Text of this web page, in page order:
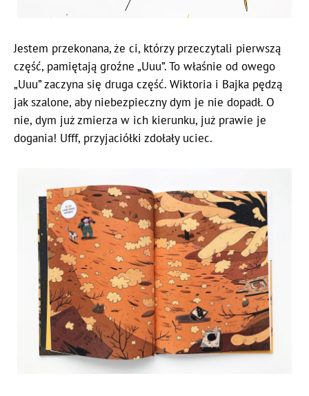
Jestem przekonana, że ci, którzy przeczytali pierwszą
część, pamiętają groźne „Uuu”. To właśnie od owego
„Uuu” zaczyna się druga część. Wiktoria i Bajka pędzą
jak szalone, aby niebezpieczny dym je nie dopadł. O
nie, dym już zmierza w ich kierunku, już prawie je
dogania! Ufff, przyjaciółki zdołały uciec.